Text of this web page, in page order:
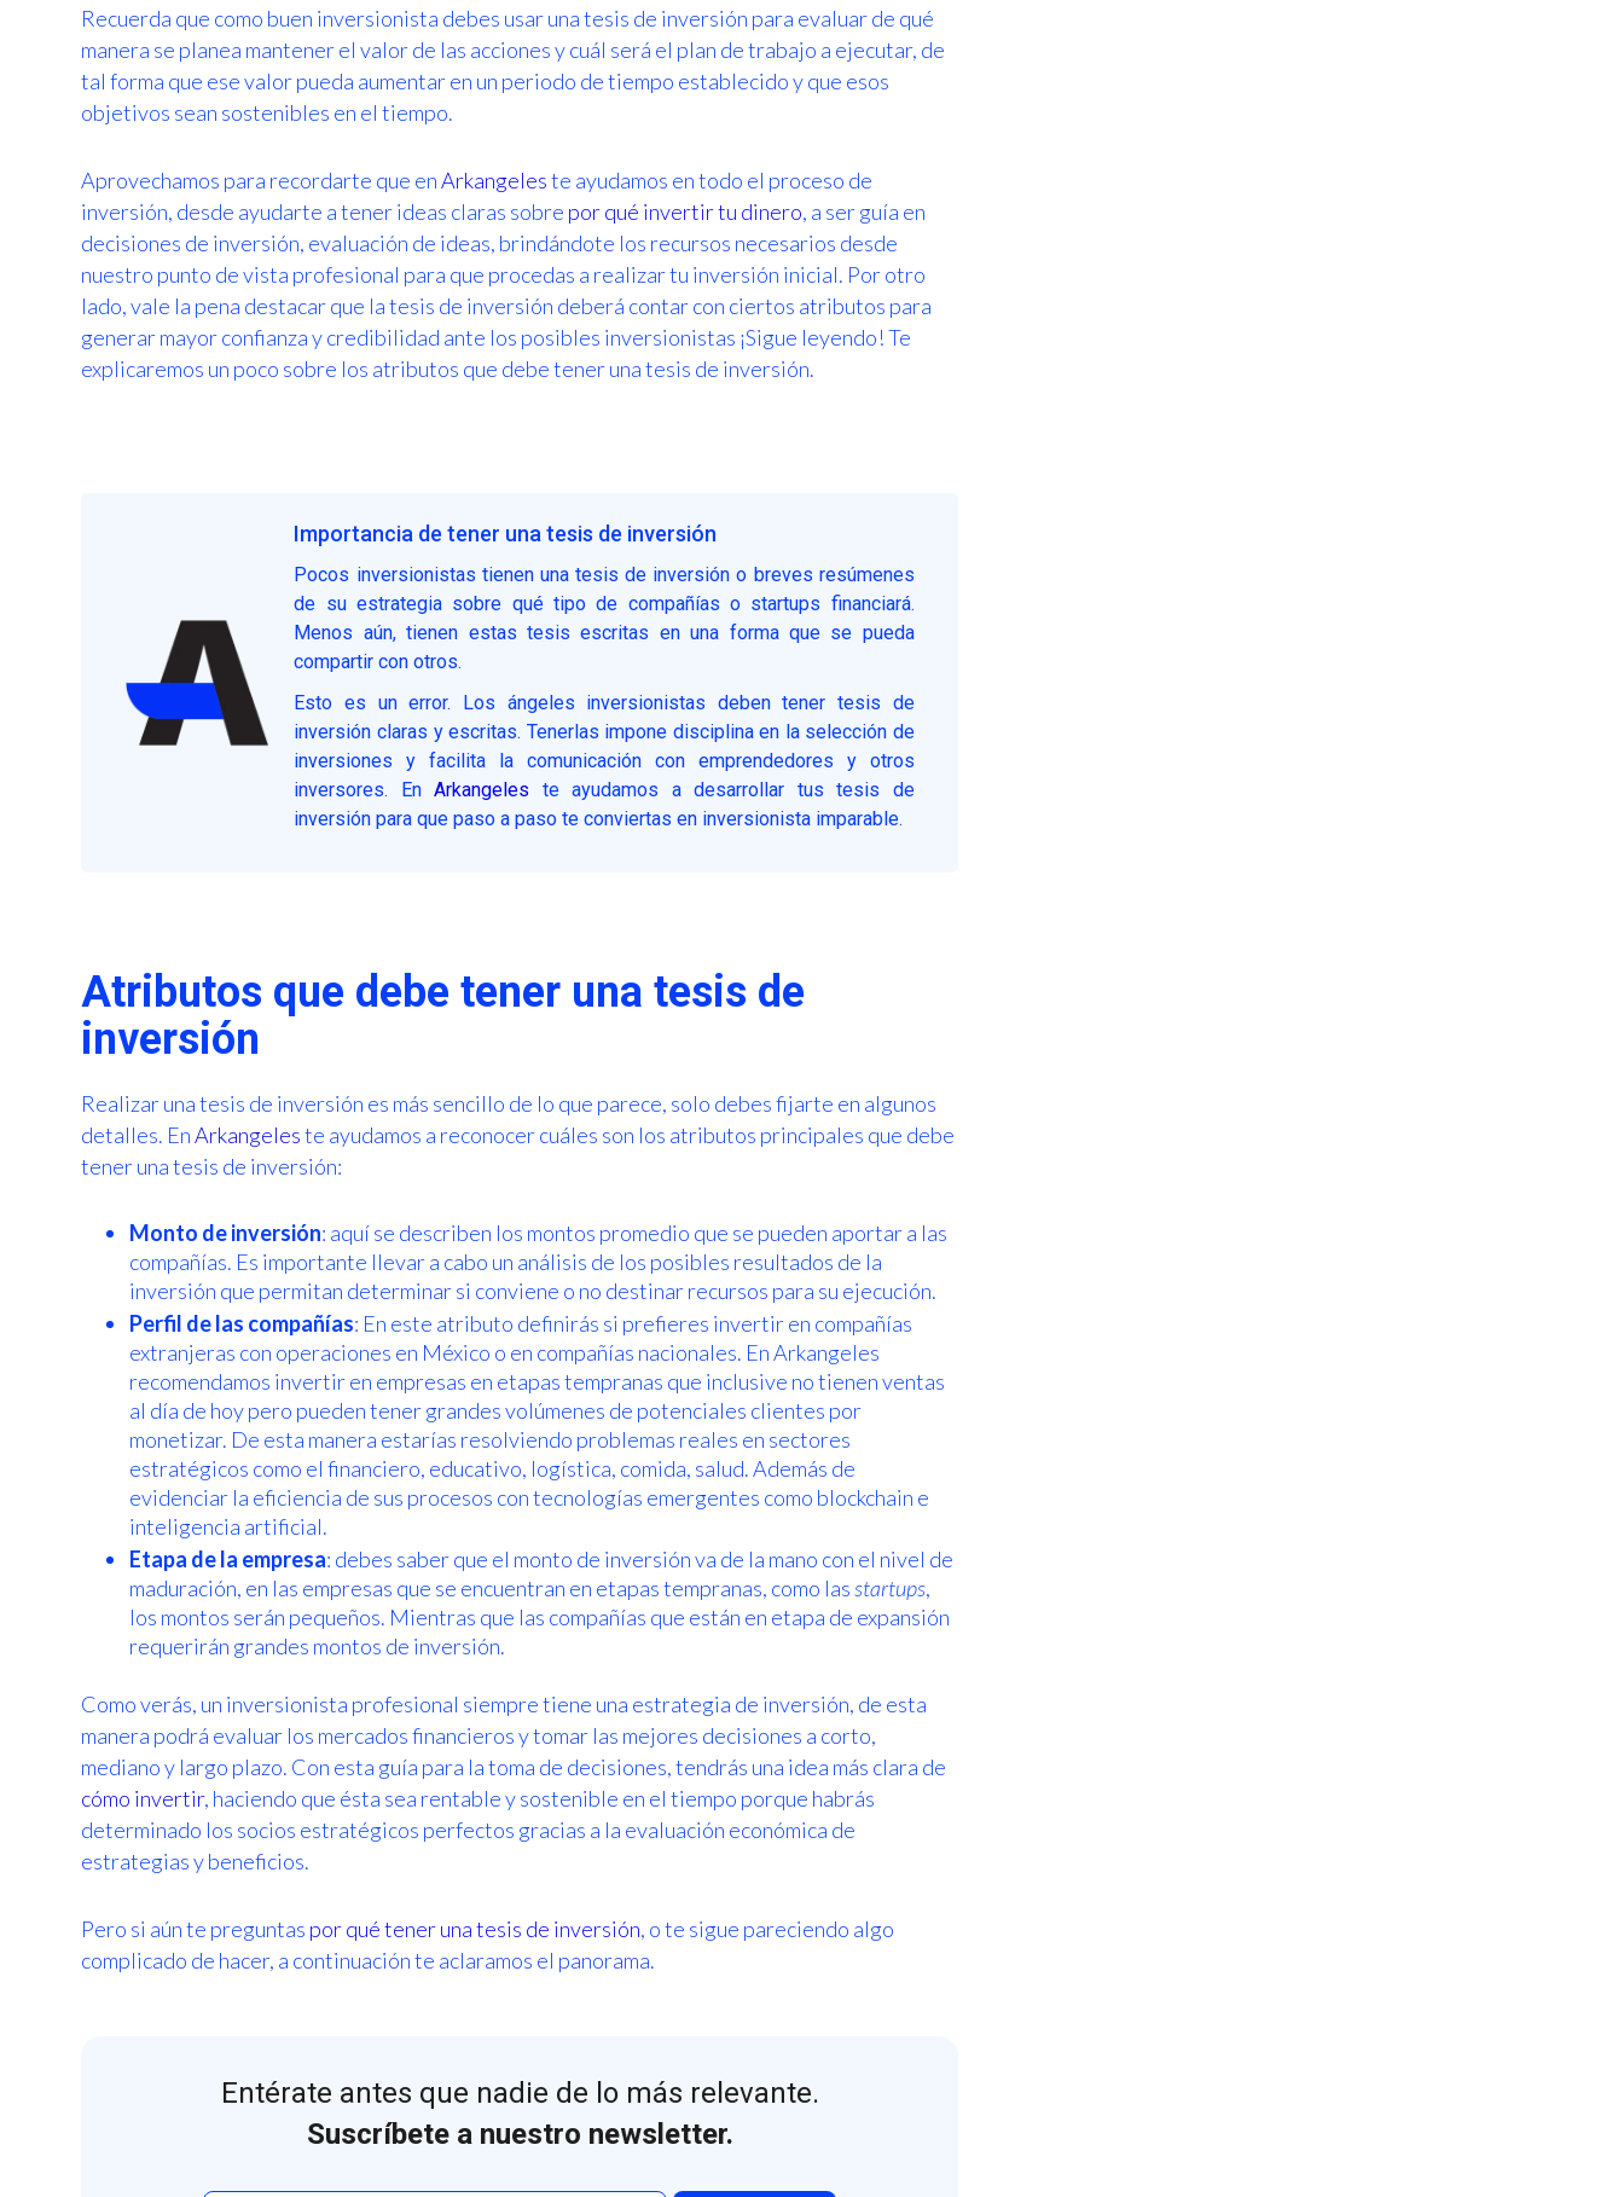
Recuerda que como buen inversionista debes usar una tesis de inversión para evaluar de qué
manera se planea mantener el valor de las acciones y cuál será el plan de trabajo a ejecutar, de
tal forma que ese valor pueda aumentar en un periodo de tiempo establecido y que esos
objetivos sean sostenibles en el tiempo.
Aprovechamos para recordarte que enArkangeleste ayudamos en todo el proceso de
inversión, desde ayudarte a tener ideas claras sobre por qué invertir tu dinero, a ser guía en
decisiones de inversión, evaluación de ideas, brindándote los recursos necesarios desde
nuestro punto de vista profesional para que procedas a realizar tu inversión inicial. Por otro
lado, vale la pena destacar que la tesis de inversión deberá contar con ciertos atributos para
generar mayor confianza y credibilidad ante los posibles inversionistas ¡Sigue leyendo! Te
explicaremos un poco sobre los atributos que debe tener una tesis de inversión.
Importancia de tener una tesis de inversión
Pocos inversionistas tienen una tesis de inversión o breves resúmenes
de su estrategia sobre qué tipo de compañías o startups financiará.
Menos aún, tienen estas tesis escritas en una forma que se pueda
compartir con otros.
Esto es un error. Los ángeles inversionistas deben tener tesis de
inversión claras y escritas. Tenerlas impone disciplina en la selección de
inversiones y facilita la comunicación con emprendedores y otros
inversores. EnArkangeles te ayudamos a desarrollar tus tesis de
inversión para que paso a paso te conviertas en inversionista imparable.
Atributos que debe tener una tesis de
inversión
Realizar una tesis de inversión es más sencillo de lo que parece, solo debes fijarte en algunos
detalles. EnArkangeleste ayudamos a reconocer cuáles son los atributos principales que debe
tener una tesis de inversión:
Monto de inversión: aquí se describen los montos promedio que se pueden aportar a las
compañías. Es importante llevar a cabo un análisis de los posibles resultados de la
inversión que permitan determinar si conviene o no destinar recursos para su ejecución.
Perfil de las compañías: En este atributo definirás si prefieres invertir en compañías
extranjeras con operaciones en México o en compañías nacionales. En Arkangeles
recomendamos invertir en empresas en etapas tempranas que inclusive no tienen ventas
al día de hoy pero pueden tener grandes volúmenes de potenciales clientes por
monetizar. De esta manera estarías resolviendo problemas reales en sectores
estratégicos como el financiero, educativo, logística, comida, salud. Además de
evidenciar la eficiencia de sus procesos con tecnologías emergentes como blockchain e
inteligencia artificial.
Etapa de la empresa: debes saber que el monto de inversión va de la mano con el nivel de
maduración, en las empresas que se encuentran en etapas tempranas, como lasstartups,
los montos serán pequeños. Mientras que las compañías que están en etapa de expansión
requerirán grandes montos de inversión.
Como verás, un inversionista profesional siempre tiene una estrategia de inversión, de esta
manera podrá evaluar los mercados financieros y tomar las mejores decisiones a corto,
mediano y largo plazo. Con esta guía para la toma de decisiones, tendrás una idea más clara de
cómo invertir, haciendo que ésta sea rentable y sostenible en el tiempo porque habrás
determinado los socios estratégicos perfectos gracias a la evaluación económica de
estrategias y beneficios.
Pero si aún te preguntas por qué tener una tesis de inversión, o te sigue pareciendo algo
complicado de hacer, a continuación te aclaramos el panorama.
Entérate antes que nadie de lo más relevante.
Suscríbete a nuestro newsletter.